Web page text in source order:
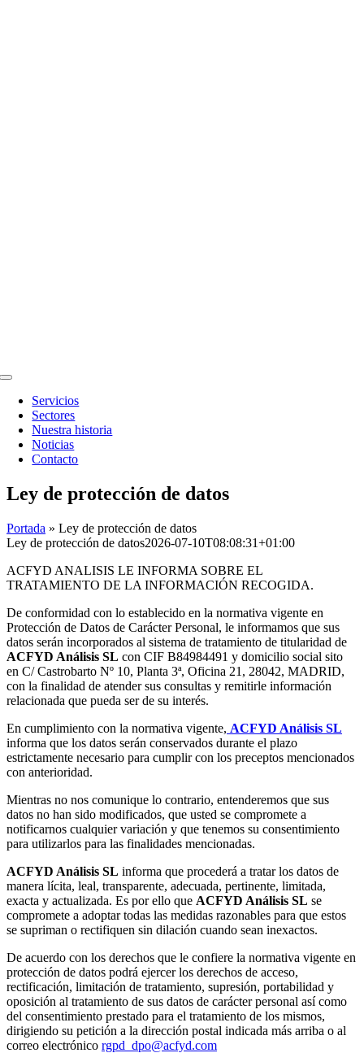
Toggle
NavigationServicios
Sectores
Nuestra historia
Noticias
Contacto
Ley de protección de datos
Portada » Ley de protección de datos
Ley de protección de datos2026-07-10T08:08:31+01:00
ACFYD ANALISIS LE INFORMA SOBRE EL
TRATAMIENTO DE LA INFORMACIÓN RECOGIDA.
De conformidad con lo establecido en la normativa vigente en
Protección de Datos de Carácter Personal, le informamos que sus
datos serán incorporados al sistema de tratamiento de titularidad de
ACFYD Análisis SL con CIF B84984491 y domicilio social sito
en C/ Castrobarto Nº 10, Planta 3ª, Oficina 21, 28042, MADRID,
con la finalidad de atender sus consultas y remitirle información
relacionada que pueda ser de su interés.
En cumplimiento con la normativa vigente, ACFYD Análisis SL
informa que los datos serán conservados durante el plazo
estrictamente necesario para cumplir con los preceptos mencionados
con anterioridad.
Mientras no nos comunique lo contrario, entenderemos que sus
datos no han sido modificados, que usted se compromete a
notificarnos cualquier variación y que tenemos su consentimiento
para utilizarlos para las finalidades mencionadas.
ACFYD Análisis SL informa que procederá a tratar los datos de
manera lícita, leal, transparente, adecuada, pertinente, limitada,
exacta y actualizada. Es por ello que ACFYD Análisis SL se
compromete a adoptar todas las medidas razonables para que estos
se supriman o rectifiquen sin dilación cuando sean inexactos.
De acuerdo con los derechos que le confiere la normativa vigente en
protección de datos podrá ejercer los derechos de acceso,
rectificación, limitación de tratamiento, supresión, portabilidad y
oposición al tratamiento de sus datos de carácter personal así como
del consentimiento prestado para el tratamiento de los mismos,
dirigiendo su petición a la dirección postal indicada más arriba o al
correo electrónico rgpd_dpo@acfyd.com